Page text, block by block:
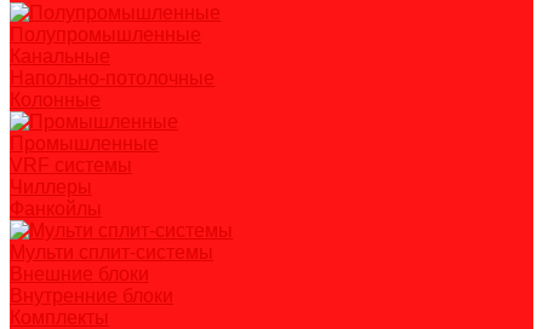
Полупромышленные
Канальные
Напольно-потолочные
Колонные
Промышленные
VRF системы
Чиллеры
Фанкойлы
Мульти сплит-системы
Внешние блоки
Внутренние блоки
Комплекты